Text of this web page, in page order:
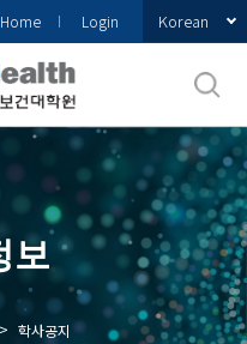
Home Login Korean
보
> 학사공지